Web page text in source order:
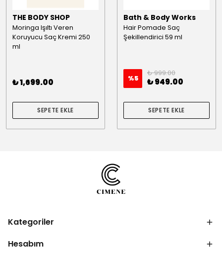
THE BODY SHOP
Moringa Işıltı Veren
Koruyucu Saç Kremi 250
ml
₺ 1,699.00
SEPETE EKLE
Bath & Body Works
Hair Pomade Saç
Şekillendirici 59 ml
%5
₺ 999.00
₺ 949.00
SEPETE EKLE
Kategoriler
Hesabım